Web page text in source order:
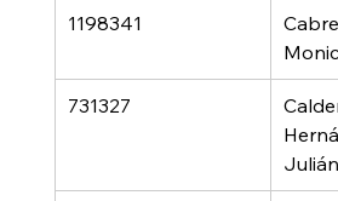
1198341
731327
Julián